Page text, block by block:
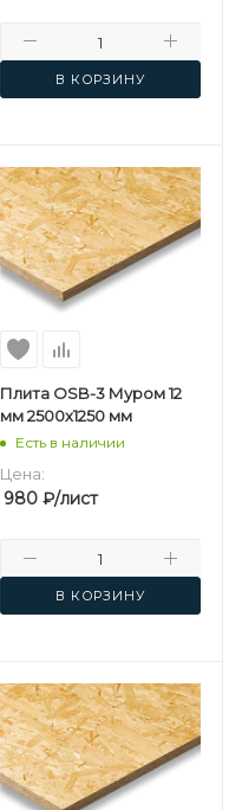
В КОРЗИНУ
Плита OSB-3 Муром 12
мм 2500х1250 мм
Есть в наличии
Цена:
980₽/лист
В КОРЗИНУ